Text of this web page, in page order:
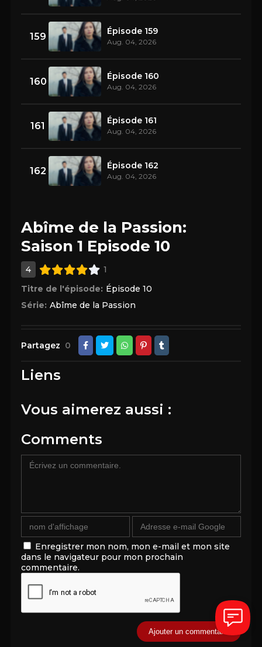
159 Épisode 159
Aug. 04, 2026
160 Épisode 160
Aug. 04, 2026
161 Épisode 161
Aug. 04, 2026
162 Épisode 162
Aug. 04, 2026
Abîme de la Passion:
Saison 1 Episode 10
4
1
Titre de l'épisode: Épisode 10
Série: Abîme de la Passion
Partagez 0
Liens
Vous aimerez aussi :
Comments
Enregistrer mon nom, mon e-mail et mon site
dans le navigateur pour mon prochain
commentaire.